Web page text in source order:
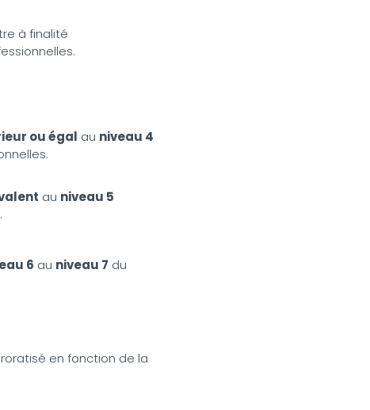
à finalité
ou égal au niveau 4
au niveau 5
6 au niveau 7 du
en fonction de la